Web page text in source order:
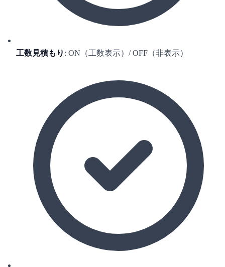
工数見積もり : ON（工数表示）/ OFF（非表示）